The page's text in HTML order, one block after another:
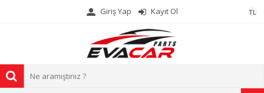
TL
Giriş Yap Kayıt Ol